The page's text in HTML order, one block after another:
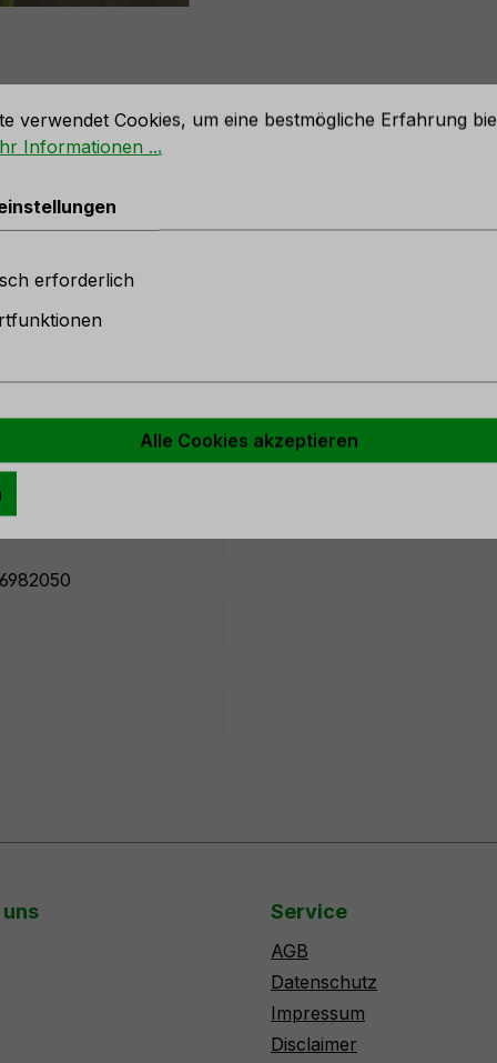
Gerbera mit beflocktem
uns Service
AGB
Datenschutz
Impressum
Disclaimer
verwendet Cookies, um eine bestmögliche Erfahrung
Informationen ...
erforderlich
Alle Cookies akzeptieren